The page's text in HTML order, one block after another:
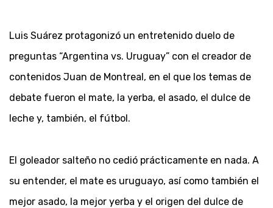
Luis Suárez protagonizó un entretenido duelo de
preguntas “Argentina vs. Uruguay” con el creador de
contenidos Juan de Montreal, en el que los temas de
debate fueron el mate, la yerba, el asado, el dulce de
leche y, también, el fútbol.
El goleador salteño no cedió prácticamente en nada. A
su entender, el mate es uruguayo, así como también el
mejor asado, la mejor yerba y el origen del dulce de